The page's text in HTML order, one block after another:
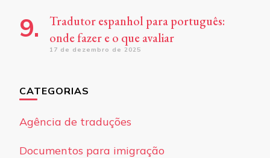
Tradutor espanhol para português:
onde fazer e o que avaliar
17 de dezembro de 2025
CATEGORIAS
Agência de traduções
Documentos para imigração